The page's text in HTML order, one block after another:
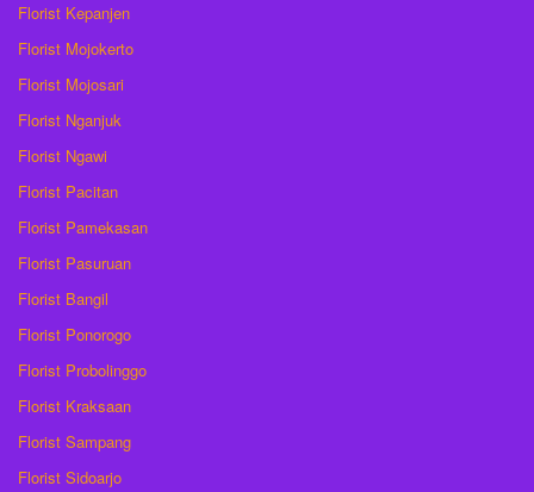
Florist Kepanjen
Florist Mojokerto
Florist Mojosari
Florist Nganjuk
Florist Ngawi
Florist Pacitan
Florist Pamekasan
Florist Pasuruan
Florist Bangil
Florist Ponorogo
Florist Probolinggo
Florist Kraksaan
Florist Sampang
Florist Sidoarjo